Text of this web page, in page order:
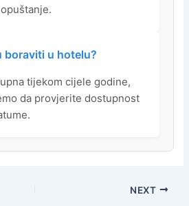
boraviti u hotelu?
tijekom cijele godine,
da provjerite dostupnost
NEXT